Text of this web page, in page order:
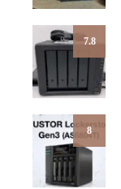
7.8
8